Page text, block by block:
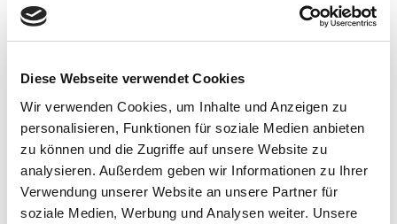
Diese Webseite verwendet Cookies
Wir verwenden Cookies, um Inhalte und Anzeigen zu
personalisieren, Funktionen für soziale Medien anbieten
zu können und die Zugriffe auf unsere Website zu
analysieren. Außerdem geben wir Informationen zu Ihrer
Verwendung unserer Website an unsere Partner für
soziale Medien, Werbung und Analysen weiter. Unsere
Webseite: